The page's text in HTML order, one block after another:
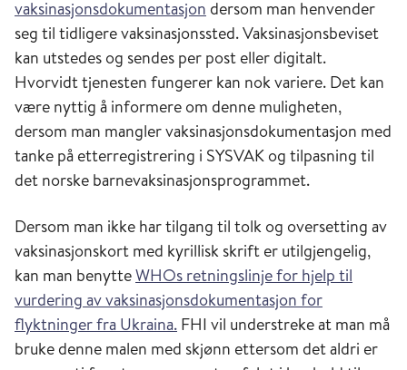
vaksinasjonsdokumentasjon dersom man henvender
seg til tidligere vaksinasjonssted. Vaksinasjonsbeviset
kan utstedes og sendes per post eller digitalt.
Hvorvidt tjenesten fungerer kan nok variere. Det kan
være nyttig å informere om denne muligheten,
dersom man mangler vaksinasjonsdokumentasjon med
tanke på etterregistrering i SYSVAK og tilpasning til
det norske barnevaksinasjonsprogrammet.
Dersom man ikke har tilgang til tolk og oversetting av
vaksinasjonskort med kyrillisk skrift er utilgjengelig,
kan man benytteWHOs retningslinje for hjelp til
vurdering av vaksinasjonsdokumentasjon for
flyktninger fra Ukraina. FHI vil understreke at man må
bruke denne malen med skjønn ettersom det aldri er